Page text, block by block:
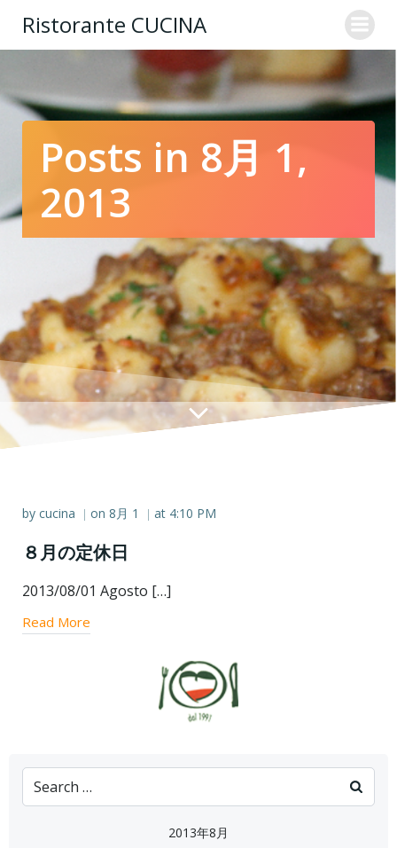
ン
テ
ン
ツ
へ
キ
Ristorante CUCINA
Posts in 8月 1,
2013
by cucina | on 8月 1 | at 4:10 PM
８月の定休日
2013/08/01 Agosto […]
Read More
Search
for:
2013年8月